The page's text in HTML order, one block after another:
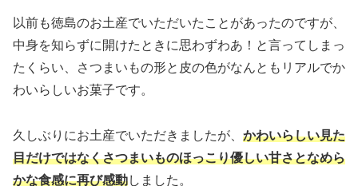
以前も徳島のお土産でいただいたことがあったのですが、
中身を知らずに開けたときに思わずわあ！と言ってしまっ
たくらい、さつまいもの形と皮の色がなんともリアルでか
わいらしいお菓子です。
久しぶりにお土産でいただきましたが、 かわいらしい見た
目だけではなくさつまいものほっこり優しい甘さとなめら
かな食感に再び感動しました。